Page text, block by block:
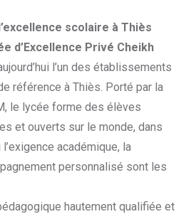
scolaire à Thiès
d’Excellence Privé Cheikh
l’un des établissements
référence à Thiès. Porté par la
le lycée forme des élèves
et ouverts sur le monde, dans
académique, la
personnalisé sont les
hautement qualifiée et